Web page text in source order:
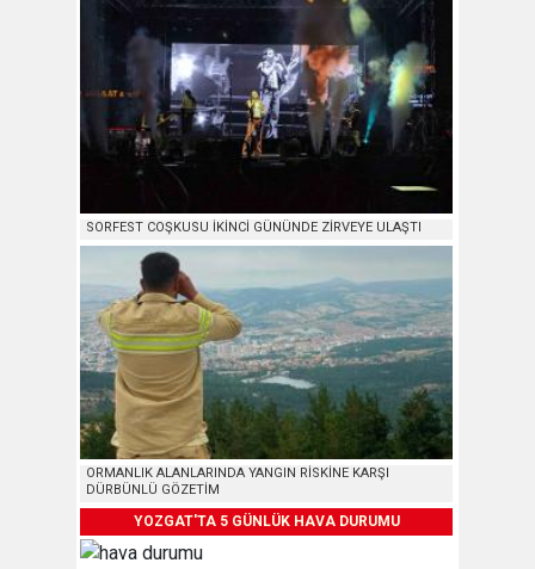
SORFEST COŞKUSU İKİNCİ GÜNÜNDE ZİRVEYE ULAŞTI
ORMANLIK ALANLARINDA YANGIN RİSKİNE KARŞI
DÜRBÜNLÜ GÖZETİM
YOZGAT'TA 5 GÜNLÜK HAVA DURUMU